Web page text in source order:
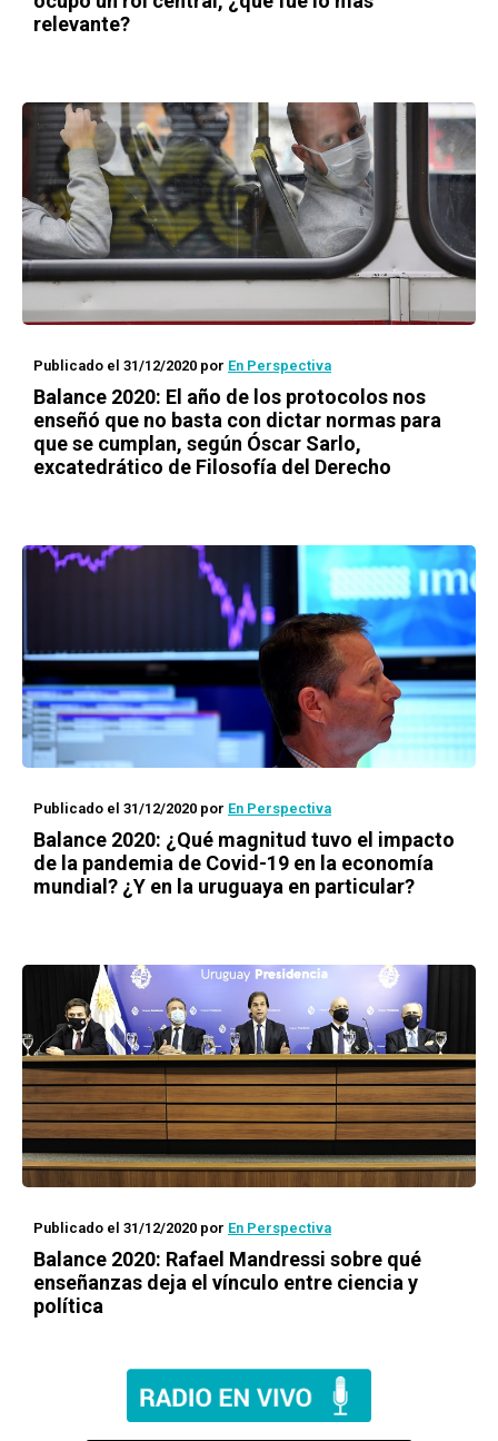
relevante?
Publicado el 31/12/2020 por En Perspectiva
Balance 2020: El año de los protocolos nos
enseñó que no basta con dictar normas para
que se cumplan, según Óscar Sarlo,
excatedrático de Filosofía del Derecho
Publicado el 31/12/2020 por En Perspectiva
Balance 2020: ¿Qué magnitud tuvo el impacto
de la pandemia de Covid-19 en la economía
mundial? ¿Y en la uruguaya en particular?
Publicado el 31/12/2020 por En Perspectiva
Balance 2020: Rafael Mandressi sobre qué
enseñanzas deja el vínculo entre ciencia y
política